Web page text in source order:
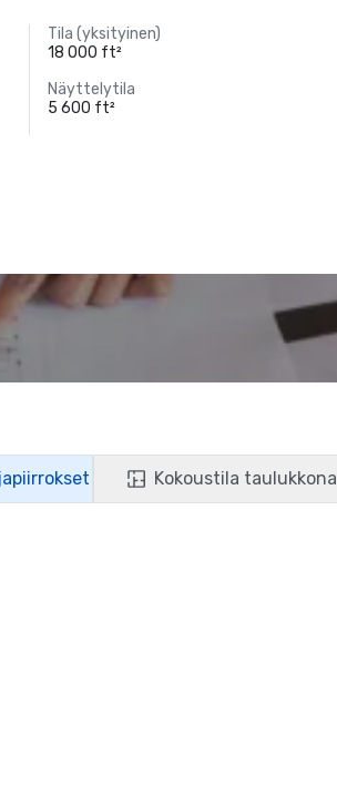
Tila (yksityinen)
18 000 ft²
Näyttelytila
5 600 ft²
Kokoustila taulukkona